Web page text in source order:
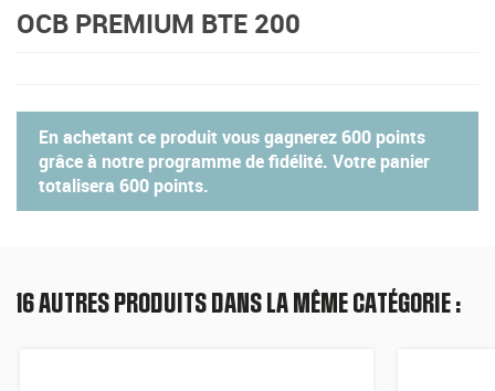
OCB PREMIUM BTE 200
En achetant ce produit vous gagnerez600 points
grâce à notre programme de fidélité. Votre panier
totalisera 600 points.
16 AUTRES PRODUITS DANS LA MÊME CATÉGORIE :